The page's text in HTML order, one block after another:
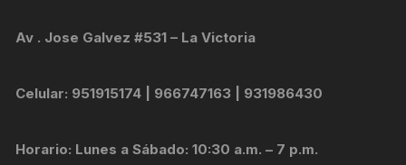
Av . Jose Galvez #531 – La Victoria
Celular: 951915174 | 966747163 | 931986430
Horario: Lunes a Sábado: 10:30 a.m. – 7 p.m.